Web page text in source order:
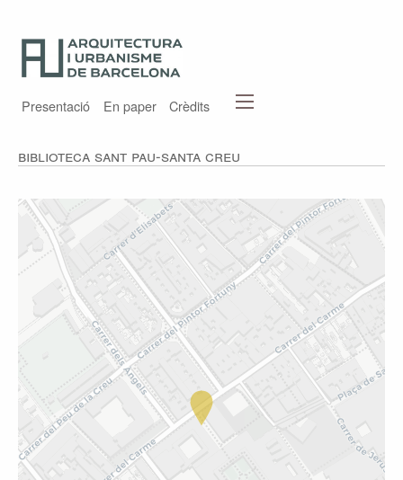
Presentació En paper Crèdits
Biblioteca Sant Pau-Santa Creu